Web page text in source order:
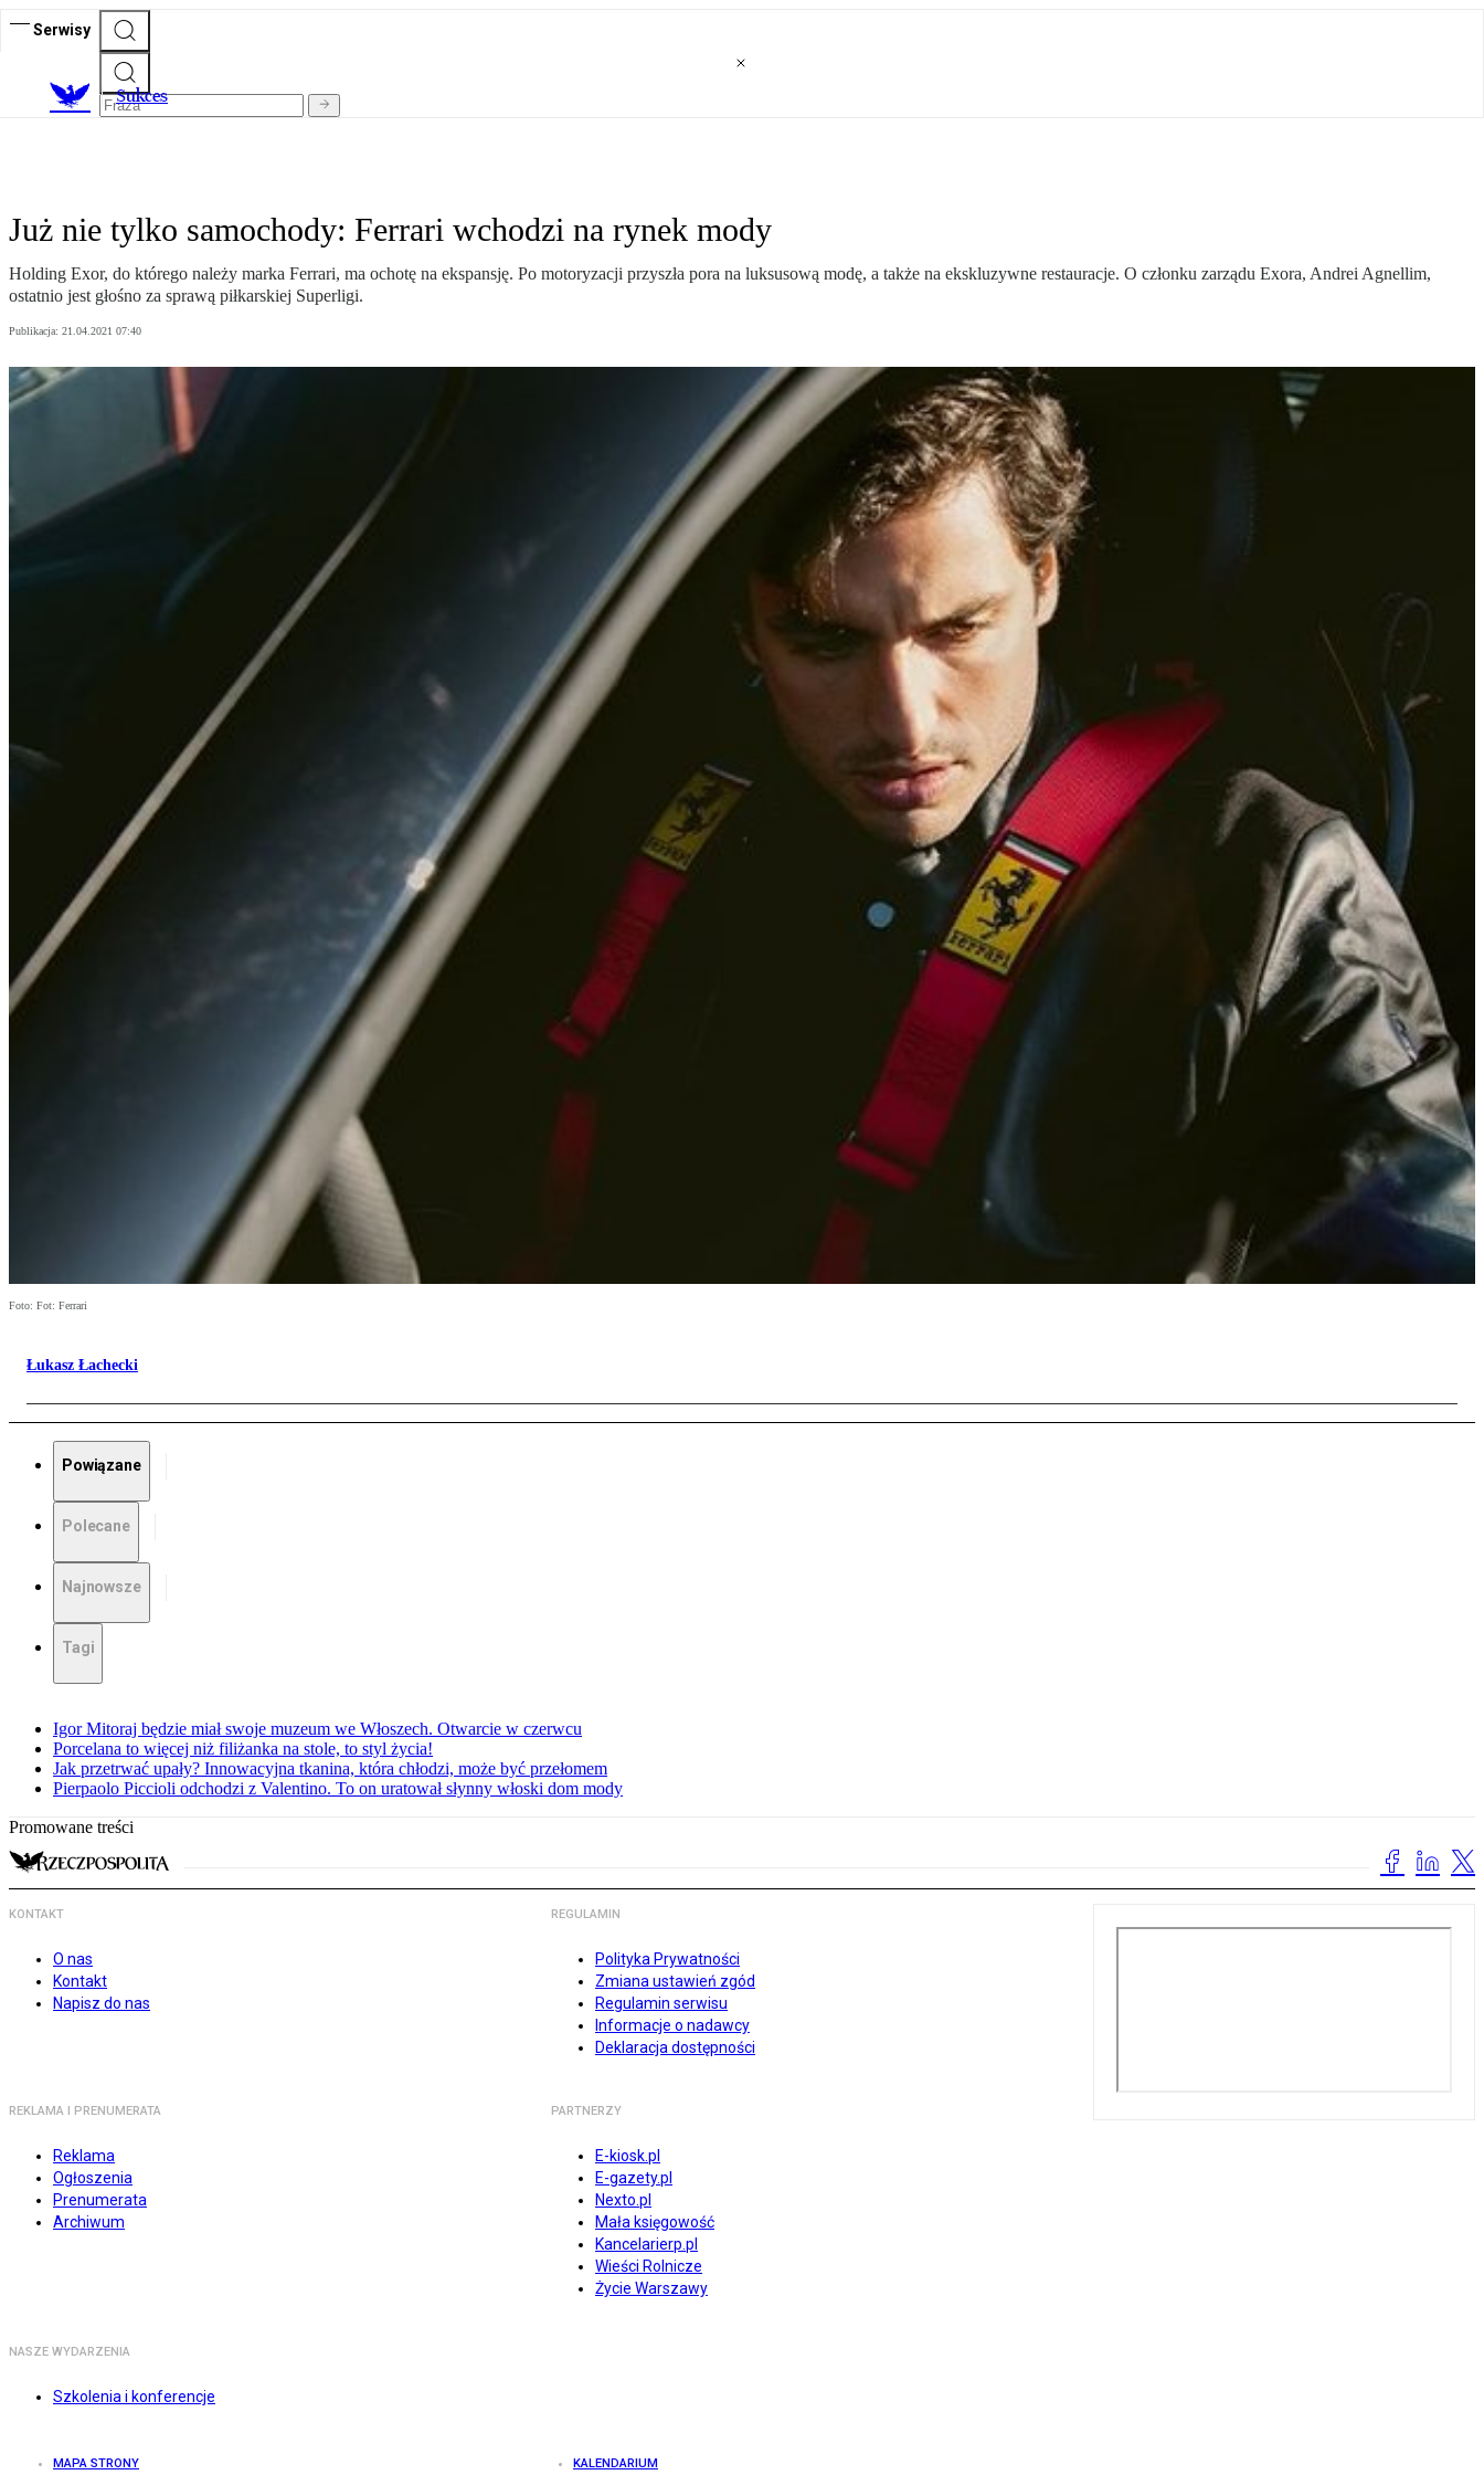
Serwisy
Sukces
Już nie tylko samochody: Ferrari wchodzi na rynek mody
Holding Exor, do którego należy marka Ferrari, ma ochotę na ekspansję. Po motoryzacji przyszła pora na luksusową modę, a także na ekskluzywne restauracje. O członku zarządu Exora, Andrei Agnellim,
ostatnio jest głośno za sprawą piłkarskiej Superligi.
Publikacja: 21.04.2021 07:40
Foto: Fot: Ferrari
Łukasz Łachecki
Powiązane
Polecane
Najnowsze
Tagi
Igor Mitoraj będzie miał swoje muzeum we Włoszech. Otwarcie w czerwcu
Porcelana to więcej niż filiżanka na stole, to styl życia!
Jak przetrwać upały? Innowacyjna tkanina, która chłodzi, może być przełomem
Pierpaolo Piccioli odchodzi z Valentino. To on uratował słynny włoski dom mody
Promowane treści
KONTAKT
O nas
Kontakt
Napisz do nas
REGULAMIN
Polityka Prywatności
Zmiana ustawień zgód
Regulamin serwisu
Informacje o nadawcy
Deklaracja dostępności
REKLAMA I PRENUMERATA
Reklama
Ogłoszenia
Prenumerata
Archiwum
PARTNERZY
E-kiosk.pl
E-gazety.pl
Nexto.pl
Mała księgowość
Kancelarierp.pl
Wieści Rolnicze
Życie Warszawy
NASZE WYDARZENIA
Szkolenia i konferencje
MAPA STRONY KALENDARIUM